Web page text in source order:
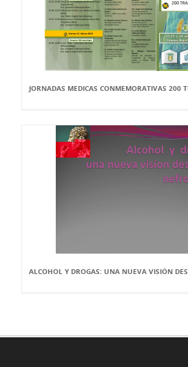
JORNADAS MEDICAS CONMEMORATIVAS 200
ALCOHOL Y DROGAS: UNA NUEVA VISIÓN